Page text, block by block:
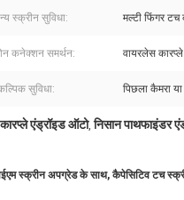
स्क्रीन सुविधा: मल्टी फिंगर टच
कनेक्शन समर्थन: वायरलेस
सुविधा: पिछला कैमरा
एंड्रॉइड ऑटो,निसान पाथफाइंडर
स्क्रीन अपग्रेड के साथ, कैपेसिटिव टच